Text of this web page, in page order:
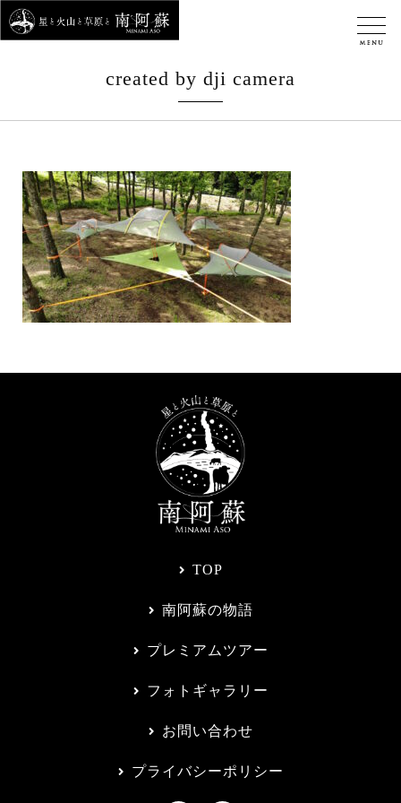
created by dji camera
TOP
南阿蘇の物語
プレミアムツアー
フォトギャラリー
お問い合わせ
プライバシーポリシー